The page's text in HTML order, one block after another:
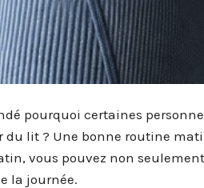
pourquoi certaines
du lit ? Une bonne routine
vous pouvez non
la journée.